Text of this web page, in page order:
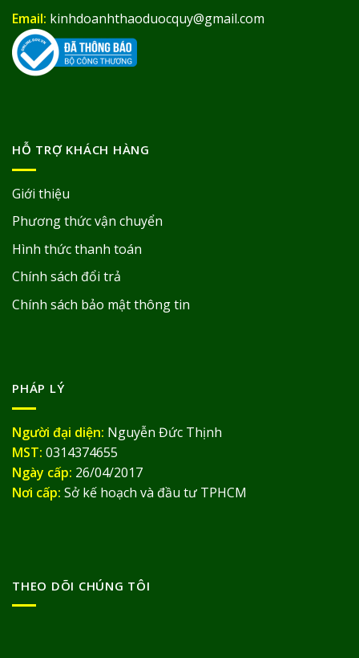
Email: kinhdoanhthaoduocquy@gmail.com
HỖ TRỢ KHÁCH HÀNG
Giới thiệu
Phương thức vận chuyển
Hình thức thanh toán
Chính sách đổi trả
Chính sách bảo mật thông tin
PHÁP LÝ
Người đại diện: Nguyễn Đức Thịnh
MST: 0314374655
Ngày cấp: 26/04/2017
Nơi cấp: Sở kế hoạch và đầu tư TPHCM
THEO DÕI CHÚNG TÔI